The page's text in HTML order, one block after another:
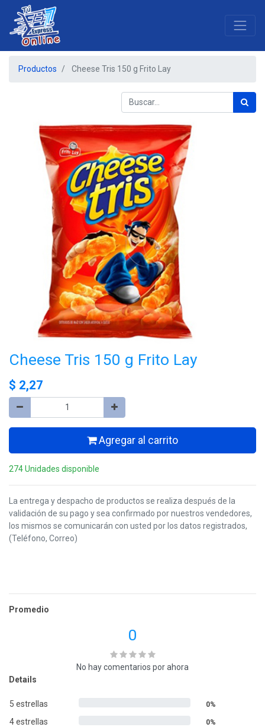
Productos Cheese Tris 150 g Frito Lay
Cheese Tris 150 g Frito Lay
$ 2,27
Agregar al carrito
274 Unidades disponible
La entrega y despacho de productos se realiza después de la
validación de su pago y sea confirmado por nuestros vendedores,
los mismos se comunicarán con usted por los datos registrados,
(Teléfono, Correo)
Promedio
0
No hay comentarios por ahora
Details
5 estrellas 0%
4 estrellas 0%